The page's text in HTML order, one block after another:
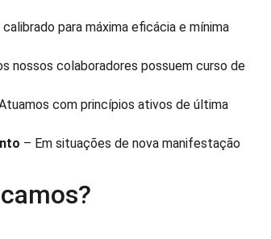
para máxima eficácia e mínima
nossos colaboradores possuem curso de
com princípios ativos de última
– Em situações de nova manifestação